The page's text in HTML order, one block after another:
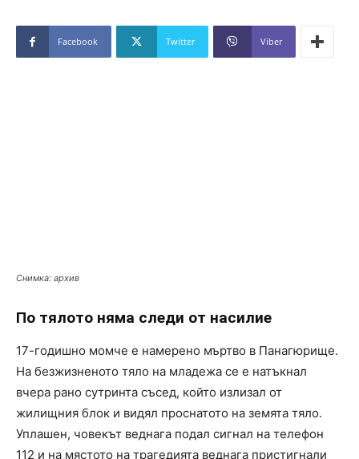
Facebook Twitter Viber
Снимка: архив
По тялото няма следи от насилие
17-годишно момче е намерено мъртво в Панагюрище.
На безжизненото тяло на младежа се е натъкнал
вчера рано сутринта съсед, който излизал от
жилищния блок и видял проснатото на земята тяло.
Уплашен, човекът веднага подал сигнал на телефон
112 и на мястото на трагедията веднага пристигнали